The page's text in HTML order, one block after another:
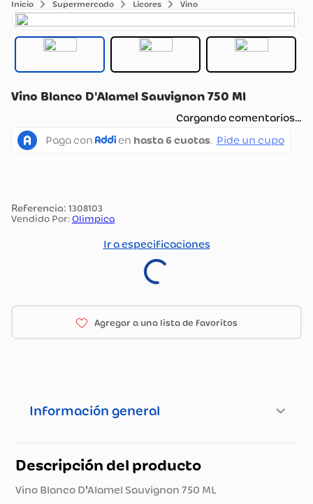
Supermercado Licores Vino
Vino Blanco D'Alamel Sauvignon 750 Ml
Cargando comentarios…
: 1308103
Vendido Por: Olimpica
Ir a especificaciones
Información general
Descripción del producto
Vino Blanco D'Alamel Sauvignon 750 ML